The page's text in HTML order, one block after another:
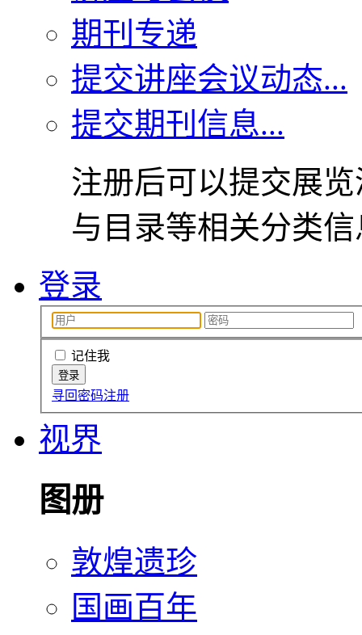
期刊专递
提交讲座会议动态...
提交期刊信息...
注册后可以提交展
与目录等相关分类
登录
记住我
寻回密码注册
视界
图册
敦煌遗珍
国画百年